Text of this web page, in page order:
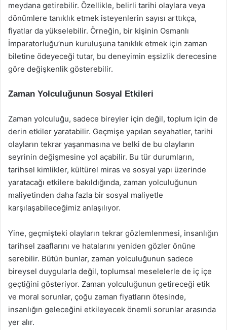
meydana getirebilir. Özellikle, belirli tarihi olaylara veya
dönümlere tanıklık etmek isteyenlerin sayısı arttıkça,
fiyatlar da yükselebilir. Örneğin, bir kişinin Osmanlı
İmparatorluğu’nun kuruluşuna tanıklık etmek için zaman
biletine ödeyeceği tutar, bu deneyimin eşsizlik derecesine
göre değişkenlik gösterebilir.
Zaman Yolculuğunun Sosyal Etkileri
Zaman yolculuğu, sadece bireyler için değil, toplum için de
derin etkiler yaratabilir. Geçmişe yapılan seyahatler, tarihi
olayların tekrar yaşanmasına ve belki de bu olayların
seyrinin değişmesine yol açabilir. Bu tür durumların,
tarihsel kimlikler, kültürel miras ve sosyal yapı üzerinde
yaratacağı etkilere bakıldığında, zaman yolculuğunun
maliyetinden daha fazla bir sosyal maliyetle
karşılaşabileceğimiz anlaşılıyor.
Yine, geçmişteki olayların tekrar gözlemlenmesi, insanlığın
tarihsel zaaflarını ve hatalarını yeniden gözler önüne
serebilir. Bütün bunlar, zaman yolculuğunun sadece
bireysel duygularla değil, toplumsal meselelerle de iç içe
geçtiğini gösteriyor. Zaman yolculuğunun getireceği etik
ve moral sorunlar, çoğu zaman fiyatların ötesinde,
insanlığın geleceğini etkileyecek önemli sorunlar arasında
yer alır.